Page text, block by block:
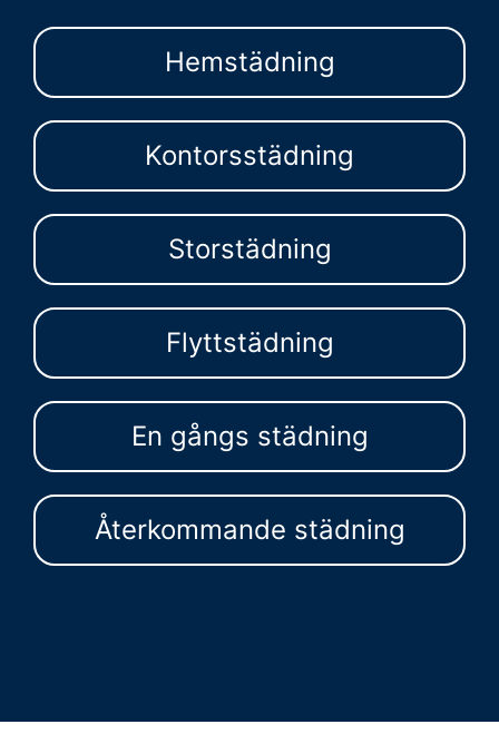
Hemstädning
Kontorsstädning
Storstädning
Flyttstädning
En gångs städning
Återkommande städning